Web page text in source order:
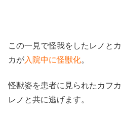
この一見で怪我をしたレノと
カが入院中に怪獣化。
怪獣姿を患者に見られたカフ
レノと共に逃げます。